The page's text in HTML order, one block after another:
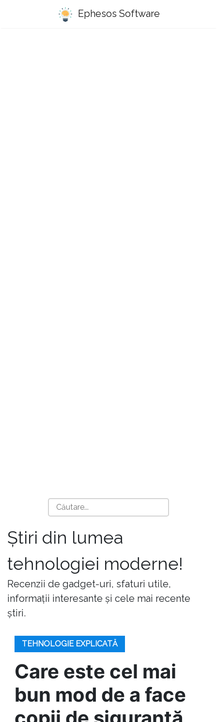
Ephesos Software
Știri din lumea
tehnologiei moderne!
Recenzii de gadget-uri, sfaturi utile,
informații interesante și cele mai recente
știri.
TEHNOLOGIE EXPLICATĂ
Care este cel mai
bun mod de a face